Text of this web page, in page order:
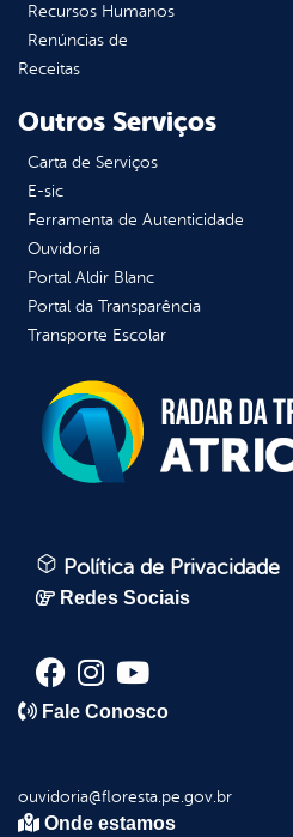
Recursos Humanos
Renúncias de
Receitas
Outros Serviços
Carta de Serviços
E-sic
Ferramenta de Autenticidade
Ouvidoria
Portal Aldir Blanc
Portal da Transparência
Transporte Escolar
Política de Privacidade
Redes Sociais
Fale Conosco
ouvidoria@floresta.pe.gov.br
Onde estamos